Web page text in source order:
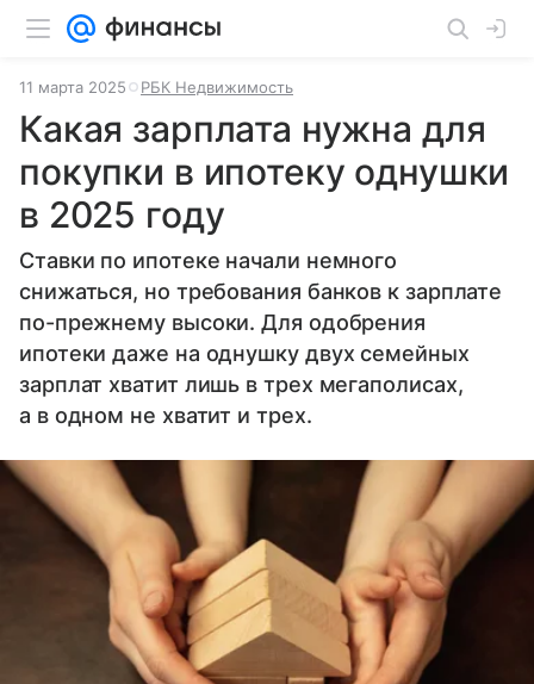
11 марта 2025 РБК Недвижимость
Какая зарплата нужна для
покупки в ипотеку однушки
в 2025 году
Ставки по ипотеке начали немного
снижаться, но требования банков к зарплате
по-прежнему высоки. Для одобрения
ипотеки даже на однушку двух семейных
зарплат хватит лишь в трех мегаполисах,
а в одном не хватит и трех.